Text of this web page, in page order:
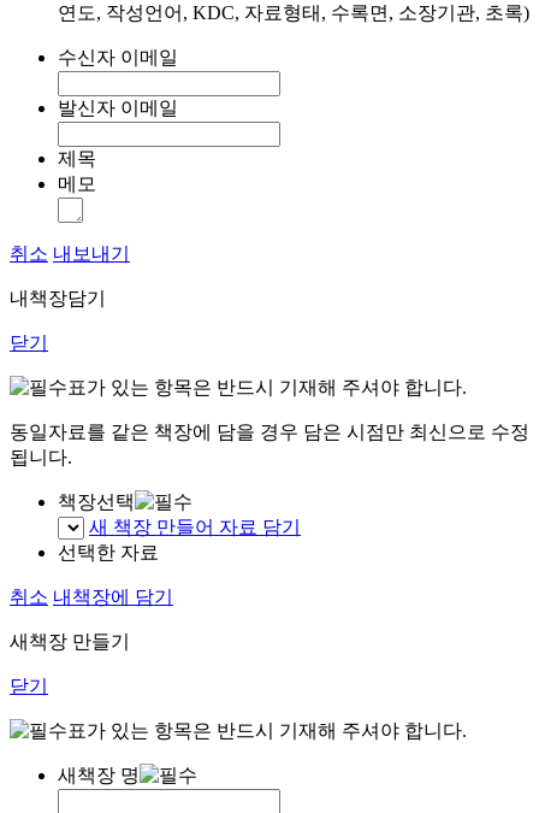
연도, 작성언어, KDC, 자료형태, 수록면, 소장기관, 초록)
수신자 이메일
발신자 이메일
제목
메모
취소 내보내기
내책장담기
닫기
표가 있는 항목은 반드시 기재해 주셔야 합니다.
동일자료를 같은 책장에 담을 경우 담은 시점만 최신으로 수정
됩니다.
책장선택
새 책장 만들어 자료 담기
선택한 자료
취소 내책장에 담기
새책장 만들기
닫기
표가 있는 항목은 반드시 기재해 주셔야 합니다.
새책장 명